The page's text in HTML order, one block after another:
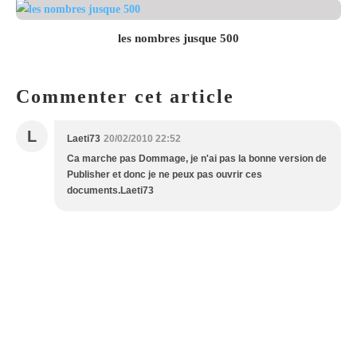
les nombres jusque 500
Commenter cet article
L Laeti73 20/02/2010 22:52
Ca marche pas Dommage, je n'ai pas la bonne version de
Publisher et donc je ne peux pas ouvrir ces
documents.Laeti73